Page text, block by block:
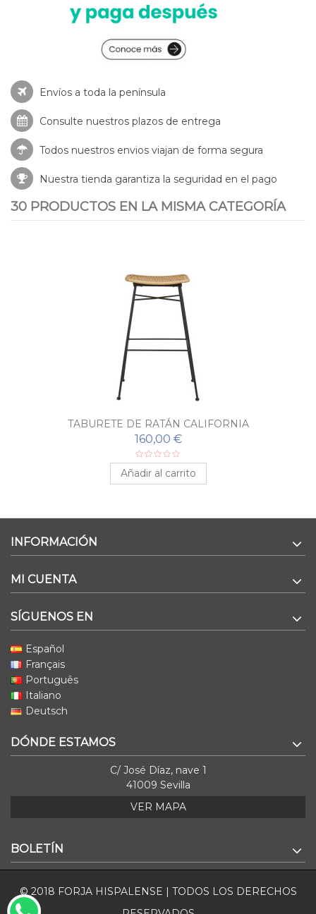
Envíos a toda la península
Consulte nuestros plazos de entrega
Todos nuestros envios viajan de forma segura
Nuestra tienda garantiza la seguridad en el pago
30 PRODUCTOS EN LA MISMA CATEGORÍA
TABURETE DE RATÁN CALIFORNIA
160,00 €
Añadir al carrito
INFORMACIÓN
MI CUENTA
SÍGUENOS EN
Español
Français
Português
Italiano
Deutsch
DÓNDE ESTAMOS
C/ José Díaz, nave 1
41009 Sevilla
VER MAPA
BOLETÍN
© 2018 FORJA HISPALENSE | TODOS LOS DERECHOS